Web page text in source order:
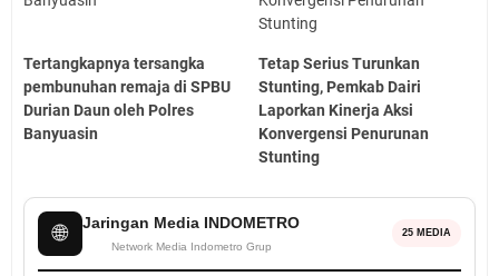
Tertangkapnya tersangka
pembunuhan remaja di SPBU
Durian Daun oleh Polres
Banyuasin
Tetap Serius Turunkan
Stunting, Pemkab Dairi
Laporkan Kinerja Aksi
Konvergensi Penurunan
Stunting
🌐 Jaringan Media INDOMETRO
Network Media Indometro Grup
25 MEDIA